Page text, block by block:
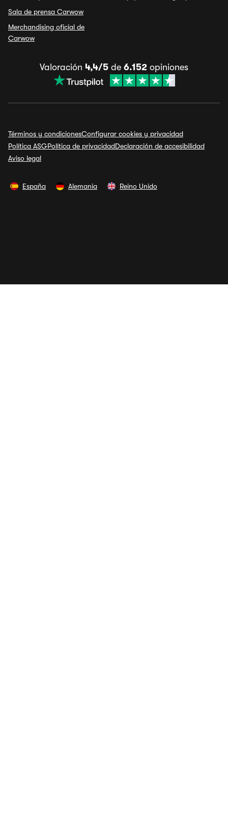
Sala de prensa Carwow
Merchandising oficial de
Carwow
Valoración 4,4/5 de 6.152 opiniones
Términos y condicionesConfigurar cookies y privacidad
Política ASGPolítica de privacidadDeclaración de accesibilidad
Aviso legal
España Alemania Reino Unido